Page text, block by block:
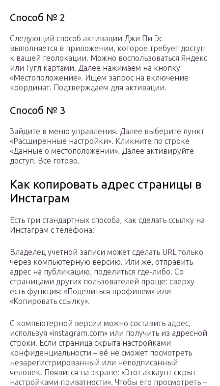
Способ № 2
Следующий способ активации Джи Пи Эс
выполняется в приложении, которое требует доступ
к вашей геолокации. Можно воспользоваться Яндекс
или Гугл картами. Далее нажимаем на кнопку
«Местоположение». Ищем запрос на включение
координат. Подтверждаем для активации.
Способ № 3
Зайдите в меню управления. Далее выберите пункт
«Расширенные настройки». Кликните по строке
«Данные о местоположении». Далее активируйте
доступ. Все готово.
Как копировать адрес страницы в
Инстаграм
Есть три стандартных способа, как сделать ссылку на
Инстаграм с телефона:
Владелец учетной записи может сделать URL только
через компьютерную версию. Или же, отправить
адрес на публикацию, поделиться где-либо. Со
страницами других пользователей проще: сверху
есть функция: «Поделиться профилем» или
«Копировать ссылку».
С компьютерной версии можно составить адрес,
используя «instagram.com» или получить из адресной
строки. Если страница скрыта настройками
конфиденциальности – её не сможет посмотреть
незарегистрированный или неподписанный
человек. Появится на экране: «Этот аккаунт скрыт
настройками приватности». Чтобы его просмотреть –